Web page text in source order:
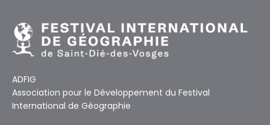
ADFIG
Association pour le Développement du Festival
International de Géographie